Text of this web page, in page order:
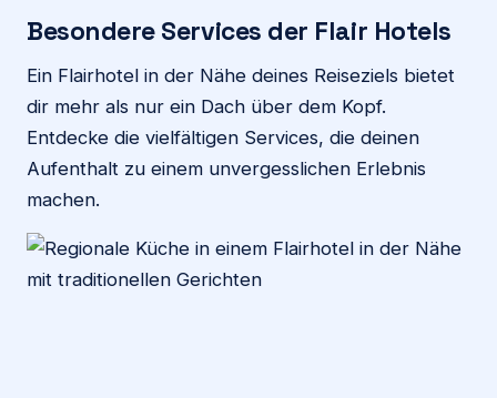
Besondere Services der Flair Hotels
Ein Flairhotel in der Nähe deines Reiseziels bietet
dir mehr als nur ein Dach über dem Kopf.
Entdecke die vielfältigen Services, die deinen
Aufenthalt zu einem unvergesslichen Erlebnis
machen.